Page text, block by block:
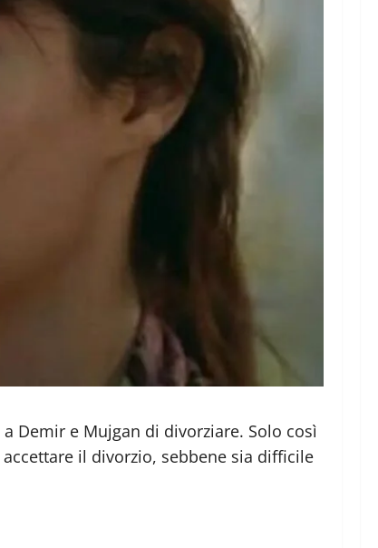
Demir e Mujgan di divorziare. Solo così
il divorzio, sebbene sia difficile